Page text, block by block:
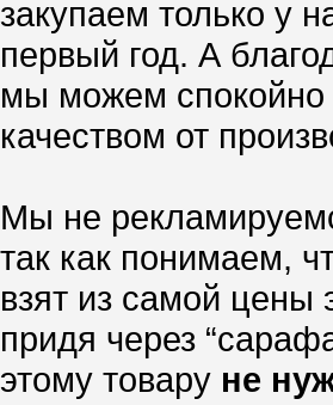
закупаем только у
первый год. А
мы можем спокойно
качеством от
Мы не
так как понимаем,
взят из самой цены
придя через
этому товару не